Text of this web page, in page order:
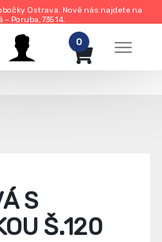
Ostrava. Nově nás najdete na
Poruba, 735 14.
Menu
0
S
Š.120